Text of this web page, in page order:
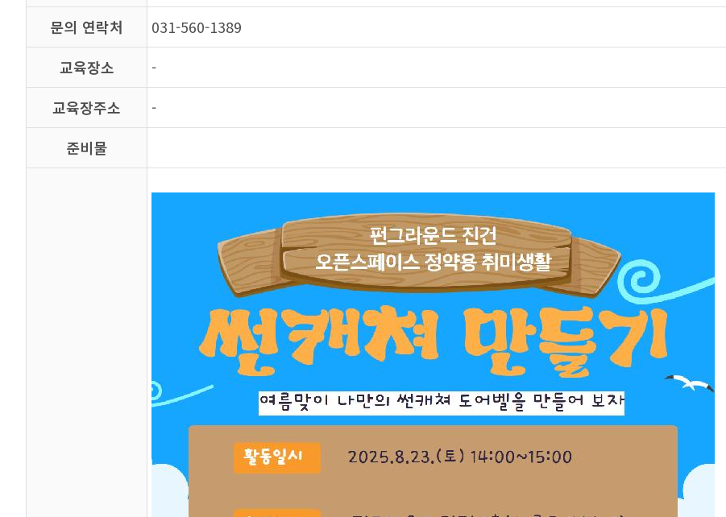
문의 연락처
031-560-1389
교육장소
-
교육장주소
-
준비물